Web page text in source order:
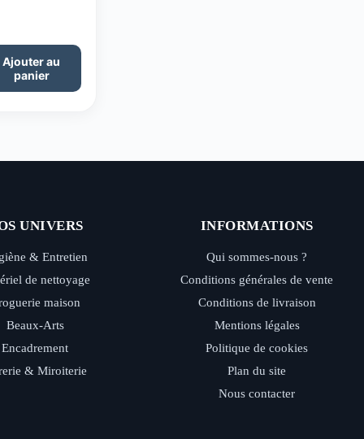
Ajouter au
panier
UNIVERS
& Entretien
de nettoyage
maison
Beaux-Arts
Encadrement
& Miroiterie
INFORMATIONS
Qui sommes-nous ?
Conditions générales de vente
Conditions de livraison
Mentions légales
Politique de cookies
Plan du site
Nous contacter